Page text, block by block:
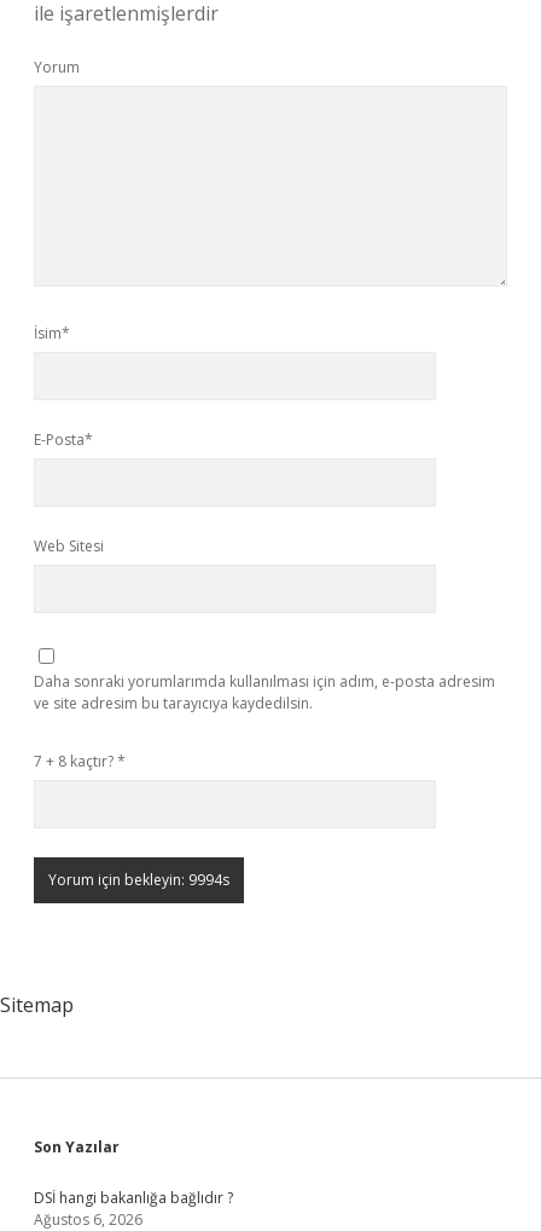
ile işaretlenmişlerdir
Yorum
İsim*
E-Posta*
Web Sitesi
Daha sonraki yorumlarımda kullanılması için adım, e-posta adresim
ve site adresim bu tarayıcıya kaydedilsin.
7 + 8 kaçtır?*
Sitemap
Sidebar
Son Yazılar
DSİ hangi bakanlığa bağlıdır ?
Ağustos 6, 2026